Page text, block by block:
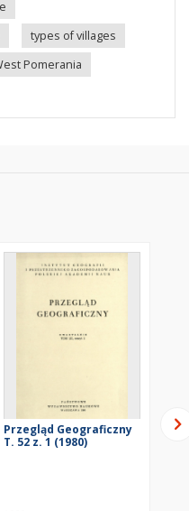
types of villages
Pomerania
Przegląd Geograficzny
T. 52 z. 1 (1980)